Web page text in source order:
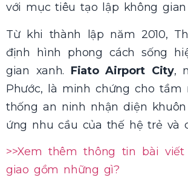
với mục tiêu tạo lập không
Từ khi thành lập năm 2010,
định hình phong cách sống
gian xanh. Fiato Airport City,
Phước, là minh chứng cho
thống an ninh nhận diện
ứng nhu cầu của thế hệ trẻ và
>>Xem thêm thông tin bài viết
giao gồm những gì?